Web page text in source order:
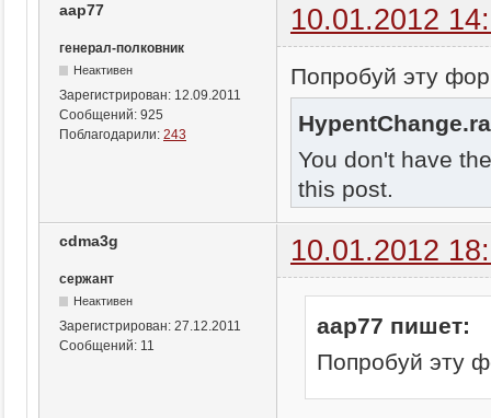
aap77 10.01.2012
генерал-полковник
Неактивен
Зарегистрирован: 12.09.2011
Сообщений: 925
Поблагодарили: 243
Попробуй эту
You don't have
this post.
cdma3g 10.01.2012
сержант
Неактивен
Зарегистрирован: 27.12.2011
Сообщений: 11
aap77 пишет:
Попробуй эту